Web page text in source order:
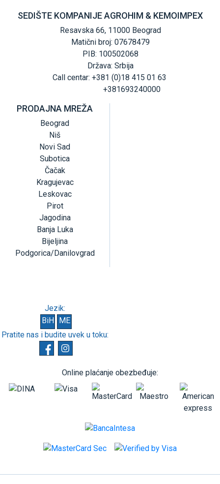
SEDIŠTE KOMPANIJE AGROHIM & KEMOIMPEX
Resavska 66, 11000 Beograd
Matični broj: 07678479
PIB: 100502068
Država: Srbija
Call centar: +381 (0)18 415 01 63
+381693240000
PRODAJNA MREŽA
Beograd
Niš
Novi Sad
Subotica
Čačak
Kragujevac
Leskovac
Pirot
Jagodina
Banja Luka
Bijeljina
Podgorica/Danilovgrad
Jezik:
BiH
ME
Pratite nas i budite uvek u toku:
Online plaćanje obezbeđuje: